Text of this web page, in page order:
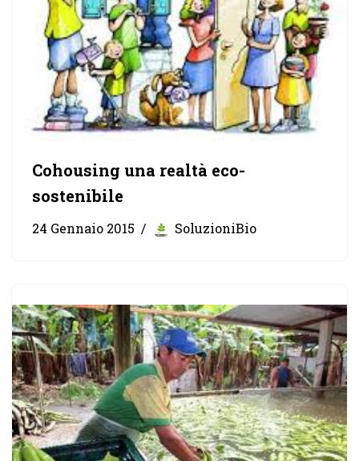
Cohousing una realtà eco-
sostenibile
24 Gennaio 2015 SoluzioniBio